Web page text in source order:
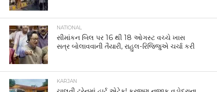
NATIONAL
સીમાંકન બિલ પર 16 થી 18 ઓગસ્ટ વચ્ચે ખાસ
સત્ર બોલાવવાની તૈયારી, રાહુલ-રિજિજુએ ચર્ચા કરી
KARJAN